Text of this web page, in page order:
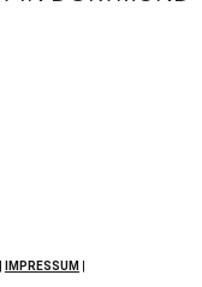
IMPRESSUM